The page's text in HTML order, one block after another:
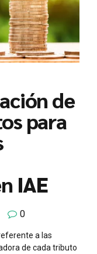
de
para
IAE
0
a las
de cada tributo